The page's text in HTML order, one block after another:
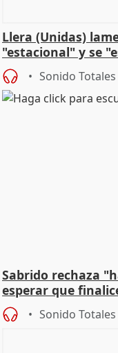
Llera (Unidas)
"estacional" y se
Sonido Totales
Sabrido rechaza
esperar que
Sonido Totales